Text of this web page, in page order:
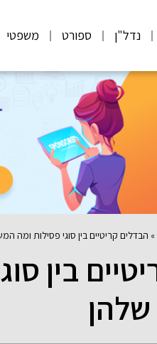
נדל"ן ספורט משפטי
» הבדלים קריטיים בין סוגי פסילות ומה
בין